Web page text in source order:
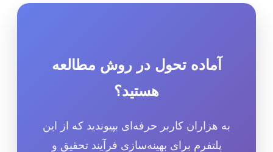
آماده تحول در روش مطالعه
هستید؟
به هزاران کاربر حرفه‌ای بپیوندید که از این
پلتفرم برای بهینه‌سازی فرآیند تحقیق و